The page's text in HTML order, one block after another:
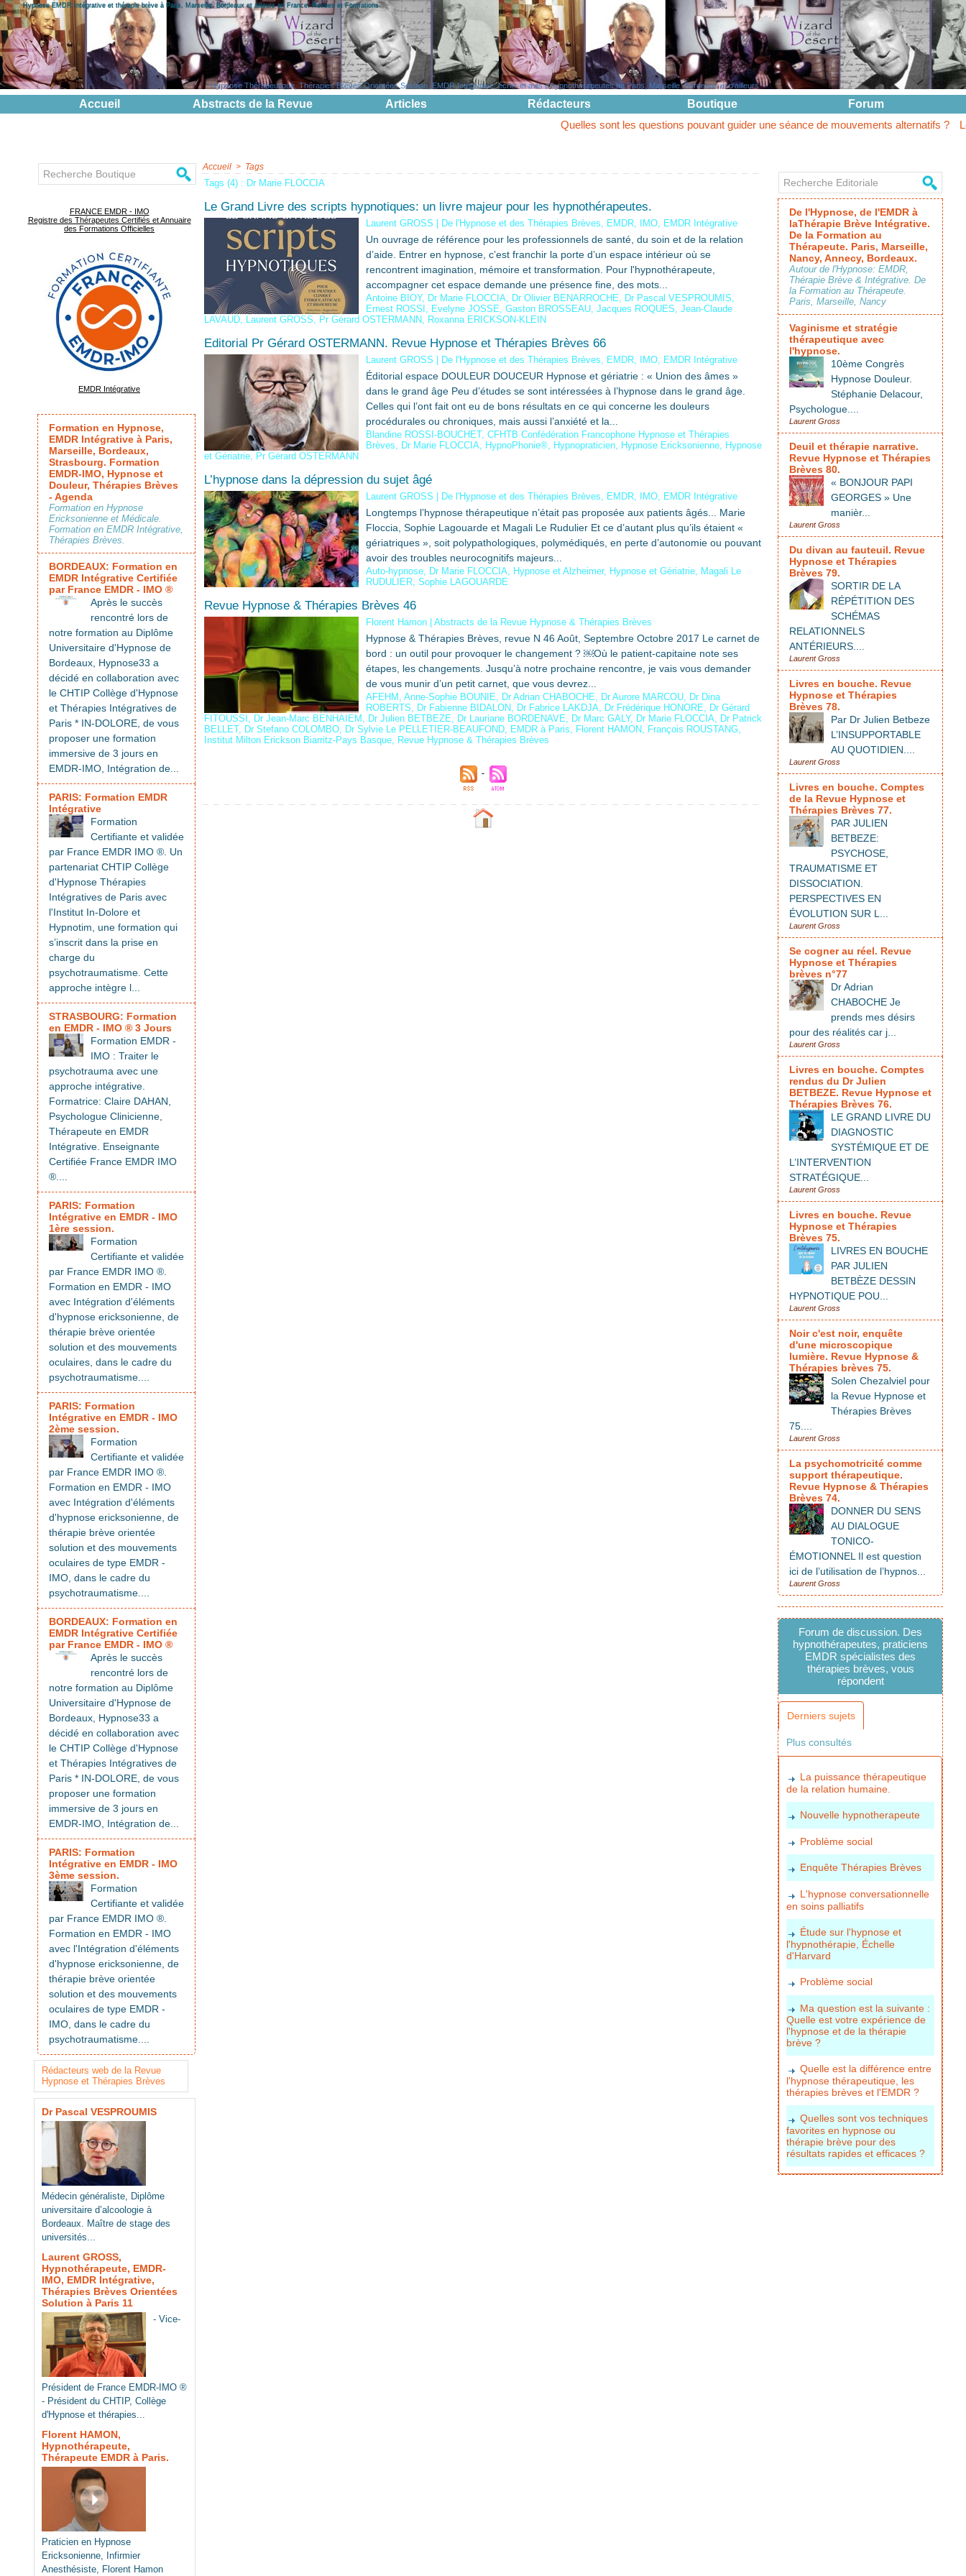
Hypnose EMDR Intégrative et thérapie brève à Paris, Marseille, Bordeaux et ailleurs en France. Revues et Formations
Hypnose Thérapeutique, Thérapies Brèves Orientées Solution, EMDR Intégrative: écrits et avis d'hypnothérapeutes de Paris, Marseille, Bordeaux et d'ailleurs
Accueil Abstracts de la Revue Articles Rédacteurs Boutique
Forum
Quelles sont les questions pouvant guider une séance de mouvements alternatifs ?
Le
FRANCE EMDR - IMO
Registre des Thérapeutes Certifiés et Annuaire
des Formations Officielles
EMDR Intégrative
Formation en Hypnose,
EMDR Intégrative à Paris,
Marseille, Bordeaux,
Strasbourg. Formation
EMDR-IMO, Hypnose et
Douleur, Thérapies Brèves
- Agenda
Formation en Hypnose
Ericksonienne et Médicale.
Formation en EMDR Intégrative,
Thérapies Brèves.
BORDEAUX: Formation en
EMDR Intégrative Certifiée
par France EMDR - IMO ®
Après le succès
rencontré lors de
notre formation au Diplôme
Universitaire d'Hypnose de
Bordeaux, Hypnose33 a
décidé en collaboration avec
le CHTIP Collège d'Hypnose
et Thérapies Intégratives de
Paris * IN-DOLORE, de vous
proposer une formation
immersive de 3 jours en
EMDR-IMO, Intégration de...
PARIS: Formation EMDR
Intégrative
Formation
Certifiante et validée
par France EMDR IMO ®. Un
partenariat CHTIP Collège
d'Hypnose Thérapies
Intégratives de Paris avec
l'Institut In-Dolore et
Hypnotim, une formation qui
s’inscrit dans la prise en
charge du
psychotraumatisme. Cette
approche intègre l...
STRASBOURG: Formation
en EMDR - IMO ® 3 Jours
Formation EMDR -
IMO : Traiter le
psychotrauma avec une
approche intégrative.
Formatrice: Claire DAHAN,
Psychologue Clinicienne,
Thérapeute en EMDR
Intégrative. Enseignante
Certifiée France EMDR IMO
®....
PARIS: Formation
Intégrative en EMDR - IMO
1ère session.
Formation
Certifiante et validée
par France EMDR IMO ®.
Formation en EMDR - IMO
avec Intégration d'éléments
d'hypnose ericksonienne, de
thérapie brève orientée
solution et des mouvements
oculaires, dans le cadre du
psychotraumatisme....
PARIS: Formation
Intégrative en EMDR - IMO
2ème session.
Formation
Certifiante et validée
par France EMDR IMO ®.
Formation en EMDR - IMO
avec Intégration d'éléments
d'hypnose ericksonienne, de
thérapie brève orientée
solution et des mouvements
oculaires de type EMDR -
IMO, dans le cadre du
psychotraumatisme....
BORDEAUX: Formation en
EMDR Intégrative Certifiée
par France EMDR - IMO ®
Après le succès
rencontré lors de
notre formation au Diplôme
Universitaire d'Hypnose de
Bordeaux, Hypnose33 a
décidé en collaboration avec
le CHTIP Collège d'Hypnose
et Thérapies Intégratives de
Paris * IN-DOLORE, de vous
proposer une formation
immersive de 3 jours en
EMDR-IMO, Intégration de...
PARIS: Formation
Intégrative en EMDR - IMO
3ème session.
Formation
Certifiante et validée
par France EMDR IMO ®.
Formation en EMDR - IMO
avec l'Intégration d'éléments
d'hypnose ericksonienne, de
thérapie brève orientée
solution et des mouvements
oculaires de type EMDR -
IMO, dans le cadre du
psychotraumatisme....
Rédacteurs web de la Revue
Hypnose et Thérapies Brèves
Dr Pascal VESPROUMIS
Médecin généraliste, Diplôme
universitaire d’alcoologie à
Bordeaux. Maître de stage des
universités...
Laurent GROSS,
Hypnothérapeute, EMDR-
IMO, EMDR Intégrative,
Thérapies Brèves Orientées
Solution à Paris 11
- Vice-
Président de France EMDR-IMO ®
- Président du CHTIP, Collège
d'Hypnose et thérapies...
Florent HAMON,
Hypnothérapeute,
Thérapeute EMDR à Paris.
Praticien en Hypnose
Ericksonienne, Infirmier
Anesthésiste, Florent Hamon
Accueil > Tags
Tags (4) : Dr Marie FLOCCIA
Le Grand Livre des scripts hypnotiques: un livre majeur pour les hypnothérapeutes.
Laurent GROSS | De l'Hypnose et des Thérapies Brèves, EMDR, IMO, EMDR Intégrative
Un ouvrage de référence pour les professionnels de santé, du soin et de la relation
d’aide. Entrer en hypnose, c’est franchir la porte d’un espace intérieur où se
rencontrent imagination, mémoire et transformation. Pour l'hypnothérapeute,
accompagner cet espace demande une présence fine, des mots...
Antoine BIOY, Dr Marie FLOCCIA Dr Olivier BENARROCHE Dr Pascal VESPROUMIS
Ernest ROSSI
Evelyne JOSSE Gaston BROSSEAU Jacques ROQUES Jean-Claude
LAVAUD Laurent GROSS Pr Gérard OSTERMANN Roxanna ERICKSON-KLEIN
Editorial Pr Gérard OSTERMANN. Revue Hypnose et Thérapies Brèves 66
Laurent GROSS | De l'Hypnose et des Thérapies Brèves, EMDR, IMO, EMDR Intégrative
Éditorial espace DOULEUR DOUCEUR Hypnose et gériatrie : « Union des âmes »
dans le grand âge Peu d’études se sont intéressées à l’hypnose dans le grand âge.
Celles qui l’ont fait ont eu de bons résultats en ce qui concerne les douleurs
procédurales ou chroniques, mais aussi l’anxiété et la...
Blandine ROSSI-BOUCHET, CFHTB Confédération Francophone Hypnose et Thérapies
Brèves
Dr Marie FLOCCIA HypnoPhonie® Hypnopraticien Hypnose Ericksonienne Hypnose
et Gériatrie Pr Gérard OSTERMANN
L’hypnose dans la dépression du sujet âgé
Laurent GROSS | De l'Hypnose et des Thérapies Brèves, EMDR, IMO, EMDR Intégrative
Longtemps l’hypnose thérapeutique n’était pas proposée aux patients âgés... Marie
Floccia, Sophie Lagouarde et Magali Le Rudulier Et ce d’autant plus qu’ils étaient «
gériatriques », soit polypathologiques, polymédiqués, en perte d’autonomie ou pouvant
avoir des troubles neurocognitifs majeurs...
Auto-hypnose Dr Marie FLOCCIA Hypnose et Alzheimer, Hypnose et Gériatrie Magali Le
RUDULIER Sophie LAGOUARDE
Revue Hypnose & Thérapies Brèves 46
Florent Hamon | Abstracts de la Revue Hypnose & Thérapies Brèves
Hypnose & Thérapies Brèves, revue N 46 Août, Septembre Octobre 2017 Le carnet de
bord : un outil pour provoquer le changement ? ￼Où le patient-capitaine note ses
étapes, les changements. Jusqu’à notre prochaine rencontre, je vais vous demander
de vous munir d’un petit carnet, que vous devrez...
AFEHM Anne-Sophie BOUNIE Dr Adrian CHABOCHE Dr Aurore MARCOU Dr Dina
ROBERTS
Dr Fabienne BIDALON Dr Fabrice LAKDJA Dr Frédérique HONORE
Dr Gérard
FITOUSSI
Dr Jean-Marc BENHAIEM Dr Julien BETBEZE Dr Lauriane BORDENAVE Dr Marc GALY, Dr Marie FLOCCIA
Dr Patrick
BELLET, Dr Stefano COLOMBO Dr Sylvie Le PELLETIER-BEAUFOND EMDR à Paris Florent HAMON François ROUSTANG
Institut Milton Erickson Biarritz-Pays Basque Revue Hypnose & Thérapies Brèves
De l'Hypnose, de l'EMDR à
laThérapie Brève Intégrative.
De la Formation au
Thérapeute. Paris, Marseille,
Nancy, Annecy, Bordeaux.
Autour de l'Hypnose: EMDR,
Thérapie Brève & Intégrative. De
la Formation au Thérapeute.
Paris, Marseille, Nancy
Vaginisme et stratégie
thérapeutique avec
l'hypnose.
10ème Congrès
Hypnose Douleur.
Stéphanie Delacour,
Psychologue....
Laurent Gross
Deuil et thérapie narrative.
Revue Hypnose et Thérapies
Brèves 80.
« BONJOUR PAPI
GEORGES » Une
manièr...
Laurent Gross
Du divan au fauteuil. Revue
Hypnose et Thérapies
Brèves 79.
SORTIR DE LA
RÉPÉTITION DES
SCHÉMAS
RELATIONNELS
ANTÉRIEURS....
Laurent Gross
Livres en bouche. Revue
Hypnose et Thérapies
Brèves 78.
Par Dr Julien Betbeze
L’INSUPPORTABLE
AU QUOTIDIEN....
Laurent Gross
Livres en bouche. Comptes
de la Revue Hypnose et
Thérapies Brèves 77.
PAR JULIEN
BETBEZE:
PSYCHOSE,
TRAUMATISME ET
DISSOCIATION.
PERSPECTIVES EN
ÉVOLUTION SUR L...
Laurent Gross
Se cogner au réel. Revue
Hypnose et Thérapies
brèves n°77
Dr Adrian
CHABOCHE Je
prends mes désirs
pour des réalités car j...
Laurent Gross
Livres en bouche. Comptes
rendus du Dr Julien
BETBEZE. Revue Hypnose et
Thérapies Brèves 76.
LE GRAND LIVRE DU
DIAGNOSTIC
SYSTÉMIQUE ET DE
L’INTERVENTION
STRATÉGIQUE...
Laurent Gross
Livres en bouche. Revue
Hypnose et Thérapies
Brèves 75.
LIVRES EN BOUCHE
PAR JULIEN
BETBÈZE DESSIN
HYPNOTIQUE POU...
Laurent Gross
Noir c'est noir, enquête
d'une microscopique
lumière. Revue Hypnose &
Thérapies brèves 75.
Solen Chezalviel pour
la Revue Hypnose et
Thérapies Brèves
75....
Laurent Gross
La psychomotricité comme
support thérapeutique.
Revue Hypnose & Thérapies
Brèves 74.
DONNER DU SENS
AU DIALOGUE
TONICO-
ÉMOTIONNEL Il est question
ici de l’utilisation de l’hypnos...
Laurent Gross
Forum de discussion. Des
hypnothérapeutes, praticiens
EMDR spécialistes des
thérapies brèves, vous
répondent
Derniers sujets
Plus consultés
La puissance thérapeutique
de la relation humaine.
Nouvelle hypnotherapeute
Problème social
Enquête Thérapies Brèves
L'hypnose conversationnelle
en soins palliatifs
Étude sur l'hypnose et
l'hypnothérapie, Échelle
d'Harvard
Problème social
Ma question est la suivante :
Quelle est votre expérience de
l'hypnose et de la thérapie
brève ?
Quelle est la différence entre
l'hypnose thérapeutique, les
thérapies brèves et l'EMDR ?
Quelles sont vos techniques
favorites en hypnose ou
thérapie brève pour des
résultats rapides et efficaces ?